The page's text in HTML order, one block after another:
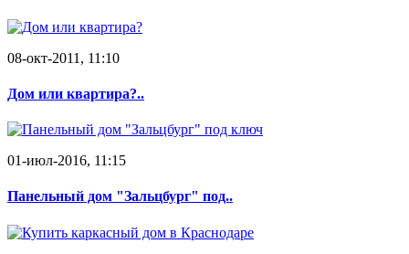
08-окт-2011, 11:10
Дом или квартира?..
01-июл-2016, 11:15
Панельный дом "Зальцбург" под..